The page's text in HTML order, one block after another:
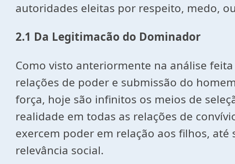
autoridades eleitas por respeito, medo,
2.1 Da Legitimacão do Dominador
Como visto anteriormente na análise
relações de poder e submissão do
força, hoje são infinitos os meios de
realidade em todas as relações de
exercem poder em relação aos filhos,
relevância social.